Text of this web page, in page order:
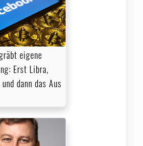
eigene
Erst Libra,
dann das Aus